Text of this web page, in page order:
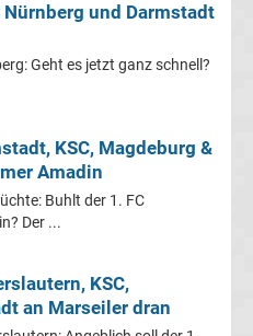
und Darmstadt
Geht es jetzt ganz schnell?
KSC, Magdeburg &
Amadin
Buhlt der 1. FC
Der ...
KSC,
an Marseiler dran